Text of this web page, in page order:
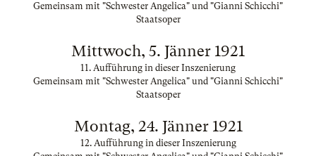
Gemeinsam mit "Schwester Angelica" und "Gianni Schicchi"
Staatsoper
Mittwoch, 5. Jänner 1921
11. Aufführung in dieser Inszenierung
Gemeinsam mit "Schwester Angelica" und "Gianni Schicchi"
Staatsoper
Montag, 24. Jänner 1921
12. Aufführung in dieser Inszenierung